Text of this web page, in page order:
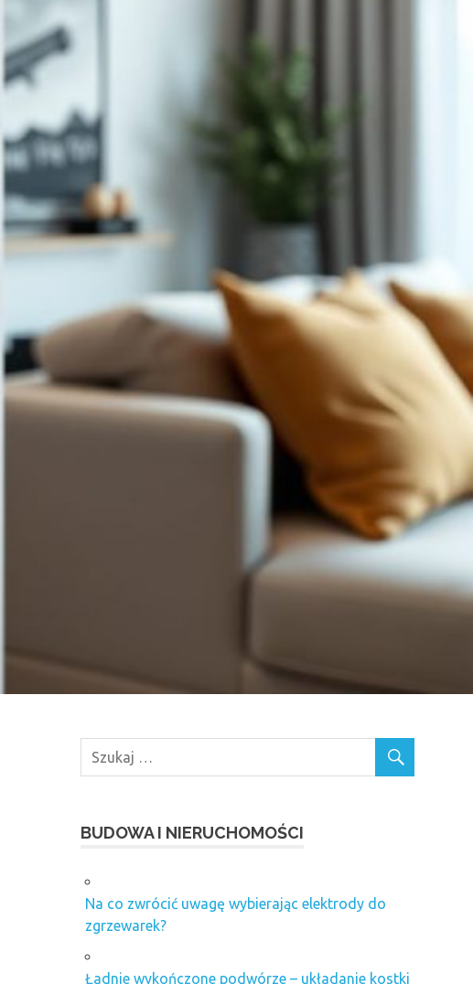
BUDOWA I NIERUCHOMOŚCI
Na co zwrócić uwagę wybierając elektrody do
zgrzewarek?
Ładnie wykończone podwórze – układanie kostki